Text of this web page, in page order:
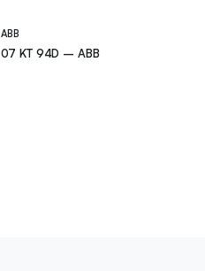
ABB
07 KT 94D – ABB